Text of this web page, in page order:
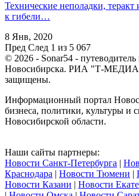
Технические неполадки,
к гибели…
8 Янв, 2020
Пред След 1 из 5 067
© 2026 - Sonar54 -
Новосибирска. РИА "Т-
защищены.
Информационный портал
бизнеса, политики, культуры и
Новосибирской области.
Наши сайты партнеры:
Новости Санкт-Петербурга |
Краснодара | Новости Тюмени |
Новости Казани | Новости